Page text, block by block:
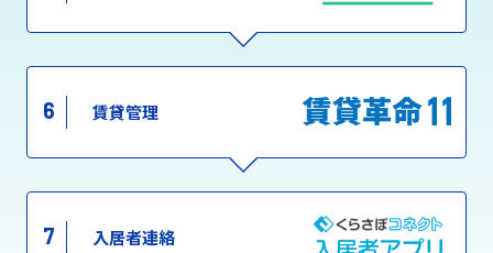
6 賃貸管理
7 入居者連絡